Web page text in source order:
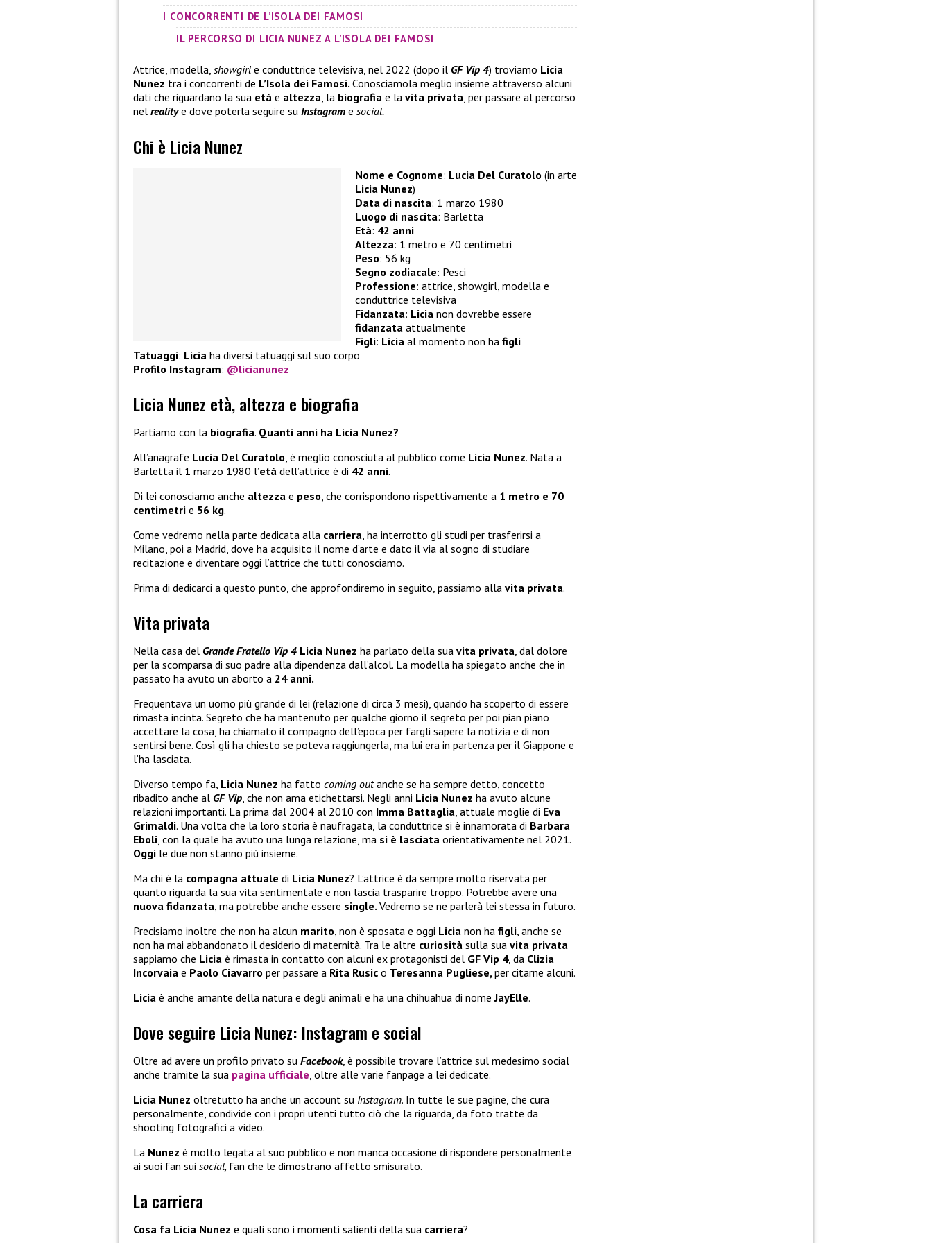
I CONCORRENTI DE L’ISOLA DEI FAMOSI
IL PERCORSO DI LICIA NUNEZ A L’ISOLA DEI FAMOSI
Attrice, modella, showgirl e conduttrice televisiva, nel 2022 (dopo il GF Vip 4) troviamo Licia
Nunez tra i concorrenti de L’Isola dei Famosi. Conosciamola meglio insieme attraverso alcuni
dati che riguardano la sua età e altezza, la biografia e la vita privata, per passare al percorso
nel reality e dove poterla seguire su Instagram e social.
Chi è Licia Nunez
Nome e Cognome: Lucia Del Curatolo (in arte
Licia Nunez)
Data di nascita: 1 marzo 1980
Luogo di nascita: Barletta
Età: 42 anni
Altezza: 1 metro e 70 centimetri
Peso: 56 kg
Segno zodiacale: Pesci
Professione: attrice, showgirl, modella e
conduttrice televisiva
Fidanzata: Licia non dovrebbe essere
fidanzata attualmente
Figli: Licia al momento non ha figli
Tatuaggi: Licia ha diversi tatuaggi sul suo corpo
Profilo Instagram: @licianunez
Licia Nunez età, altezza e biografia
Partiamo con la biografia. Quanti anni ha Licia Nunez?
All’anagrafe Lucia Del Curatolo , è meglio conosciuta al pubblico come Licia Nunez. Nata a
Barletta il 1 marzo 1980 l’età dell’attrice è di 42 anni.
Di lei conosciamo anche altezza e peso , che corrispondono rispettivamente a 1 metro e 70
centimetri e 56 kg.
Come vedremo nella parte dedicata alla carriera , ha interrotto gli studi per trasferirsi a
Milano, poi a Madrid, dove ha acquisito il nome d’arte e dato il via al sogno di studiare
recitazione e diventare oggi l’attrice che tutti conosciamo.
Prima di dedicarci a questo punto, che approfondiremo in seguito, passiamo alla vita privata.
Vita privata
Nella casa del Grande Fratello Vip 4 Licia Nunez ha parlato della sua vita privata , dal dolore
per la scomparsa di suo padre alla dipendenza dall’alcol. La modella ha spiegato anche che in
passato ha avuto un aborto a 24 anni.
Frequentava un uomo più grande di lei (relazione di circa 3 mesi), quando ha scoperto di essere
rimasta incinta. Segreto che ha mantenuto per qualche giorno il segreto per poi pian piano
accettare la cosa, ha chiamato il compagno dell’epoca per fargli sapere la notizia e di non
sentirsi bene. Così gli ha chiesto se poteva raggiungerla, ma lui era in partenza per il Giappone e
l’ha lasciata.
Diverso tempo fa, Licia Nunez ha fatto coming outanche se ha sempre detto, concetto
ribadito anche al GF Vip , che non ama etichettarsi. Negli anni Licia Nunez ha avuto alcune
relazioni importanti. La prima dal 2004 al 2010 con Imma Battaglia , attuale moglie di Eva
Grimaldi. Una volta che la loro storia è naufragata, la conduttrice si è innamorata di Barbara
Eboli , con la quale ha avuto una lunga relazione, ma si è lasciata orientativamente nel 2021.
Oggi le due non stanno più insieme.
Ma chi è la compagna attuale di Licia Nunez? L’attrice è da sempre molto riservata per
quanto riguarda la sua vita sentimentale e non lascia trasparire troppo. Potrebbe avere una
nuova fidanzata , ma potrebbe anche essere single. Vedremo se ne parlerà lei stessa in futuro.
Precisiamo inoltre che non ha alcun marito , non è sposata e oggi Licia non ha figli , anche se
non ha mai abbandonato il desiderio di maternità. Tra le altre curiosità sulla sua vita privata
sappiamo che Licia è rimasta in contatto con alcuni ex protagonisti del GF Vip 4, da Clizia
Incorvaia e Paolo Ciavarro per passare a Rita Rusic o Teresanna Pugliese, per citarne alcuni.
Licia è anche amante della natura e degli animali e ha una chihuahua di nome JayElle.
Dove seguire Licia Nunez: Instagram e social
Oltre ad avere un profilo privato su Facebook, è possibile trovare l’attrice sul medesimo social
anche tramite la sua pagina ufficiale, oltre alle varie fanpage a lei dedicate.
Licia Nunez oltretutto ha anche un account su Instagram. In tutte le sue pagine, che cura
personalmente, condivide con i propri utenti tutto ciò che la riguarda, da foto tratte da
shooting fotografici a video.
La Nunez è molto legata al suo pubblico e non manca occasione di rispondere personalmente
ai suoi fan sui social, fan che le dimostrano affetto smisurato.
La carriera
Cosa fa Licia Nunez e quali sono i momenti salienti della sua carriera?